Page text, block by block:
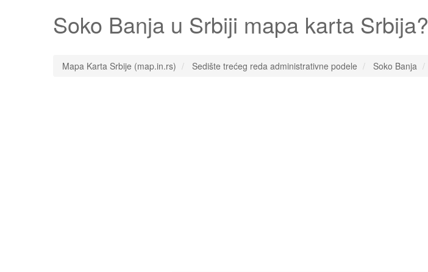
Soko Banja u Srbiji mapa karta Srbija?
Mapa Karta Srbije (map.in.rs) Sedište trećeg reda administrativne podele Soko Banja